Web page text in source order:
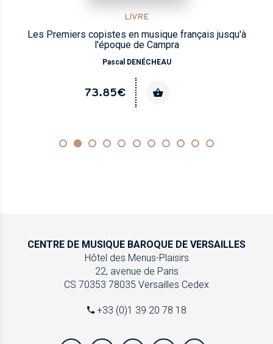
LIVRE
Les Premiers copistes en musique français jusqu'à
l'époque de Campra
Pascal DENÉCHEAU
73.85€
CENTRE DE MUSIQUE BAROQUE DE VERSAILLES
Hôtel des Menus-Plaisirs
22, avenue de Paris
CS 70353 78035 Versailles Cedex
+33 (0)1 39 20 78 18